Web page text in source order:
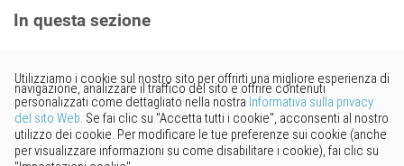
In questa sezione
Vorresti fornire un feedback?
Basta cliccare qui per suggerire
modifiche.